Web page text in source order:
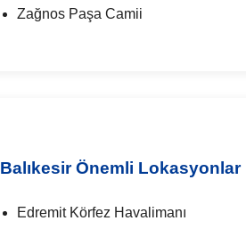
Zağnos Paşa Camii
Balıkesir Önemli Lokasyonlar
Edremit Körfez Havalimanı